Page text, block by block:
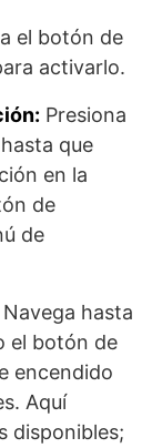
el botón de
activarlo.
Presiona
que
en la
de
de
Navega hasta
el botón de
encendido
Aquí
disponibles;